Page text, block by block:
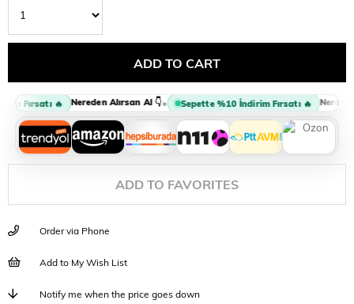
Fırsatı 🔥 Nereden Alırsan Al 👇 • Sepette %10 İndirim Fırsatı 🔥 Nereden
ADD TO FAVORITES
Order via Phone
Add to My Wish List
Notify me when the price goes down